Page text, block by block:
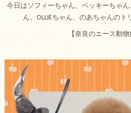
今日はソフィーちゃん、ベッキーちゃ
ん、OLLIEちゃん、のあちゃんの
【奈良のエース動物